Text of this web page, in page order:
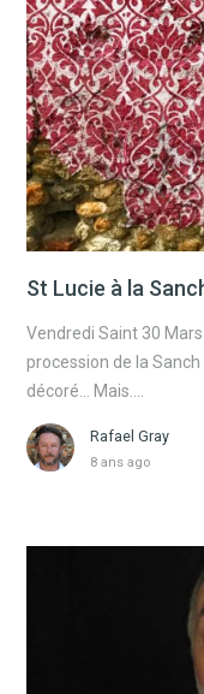
St Lucie à la
Vendredi Saint 30
procession de la
décoré… Mais….
Rafael Gray
8 ans ago